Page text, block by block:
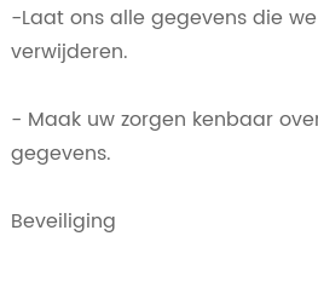
-Laat ons alle gegevens die
verwijderen.
- Maak uw zorgen kenbaar
gegevens.
Beveiliging